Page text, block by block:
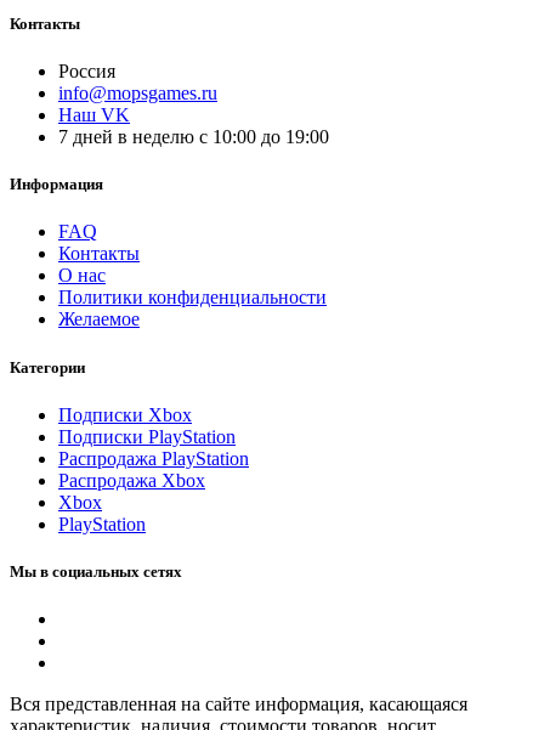
Контакты
Россия
info@mopsgames.ru
Наш VK
7 дней в неделю с 10:00 до 19:00
Информация
FAQ
Контакты
О нас
Политики конфиденциальности
Желаемое
Категории
Подписки Xbox
Подписки PlayStation
Распродажа PlayStation
Распродажа Xbox
Xbox
PlayStation
Мы в социальных сетях
Вся представленная на сайте информация, касающаяся